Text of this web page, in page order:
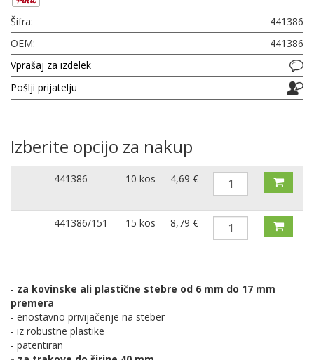
Šifra:
441386
OEM:
441386
Vprašaj za izdelek
Pošlji prijatelju
Izberite opcijo za nakup
441386 10 kos 4,69 €
441386/151 15 kos 8,79 €
- za kovinske ali plastične stebre od 6 mm do 17 mm
premera
- enostavno privijačenje na steber
- iz robustne plastike
- patentiran